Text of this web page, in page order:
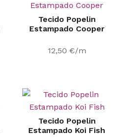
Tecido Popelin
Estampado Cooper
12,50 €/m
Tecido Popelin
Estampado Koi Fish